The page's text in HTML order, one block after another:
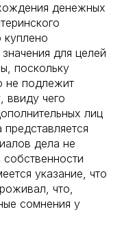
денежных
куплено
для целей
поскольку
не подлежит
ввиду чего
лиц
дела не
указание, что
что,
сомнения у